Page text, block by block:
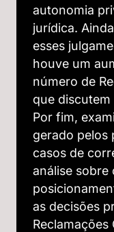
autonomia
jurídica.
esses
houve um
número de
que
Por fim,
gerado pelos
casos de
análise
as decisões